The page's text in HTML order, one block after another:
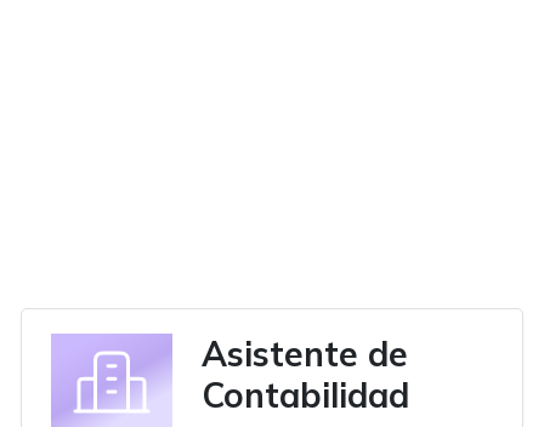
Asistente de
Contabilidad